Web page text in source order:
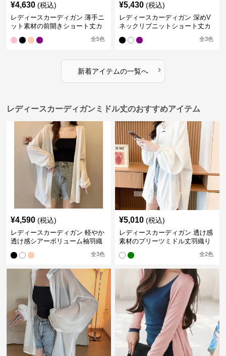
¥4,630 (税込)
レディースカーディガン 薄手ニ
ット素材の前開きショート丈カ
全5色
¥5,430 (税込)
レディースカーディガン 深めV
ネックリブニットショート丈カ
全3色
新着アイテムの一覧へ ›
レディースカーディガンミドル丈のおすすめアイテム
¥4,590 (税込)
レディースカーディガン 軽やか
透け感シアーボリューム袖羽織
全3色
¥5,010 (税込)
レディースカーディガン 透け感
素材のプリーツミドル丈羽織り
全2色